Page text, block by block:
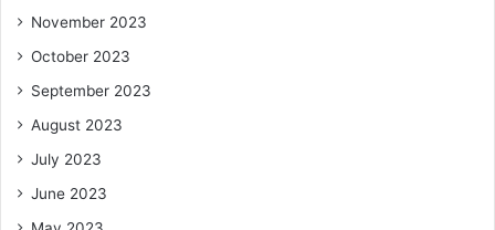
November 2023
October 2023
September 2023
August 2023
July 2023
June 2023